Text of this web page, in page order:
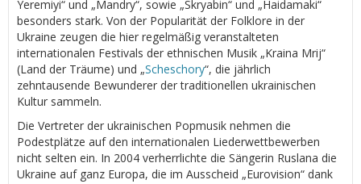
Yeremiyi“ und „Mandry“, sowie „Skryabin“ und „Haidamaki“
besonders stark. Von der Popularität der Folklore in der
Ukraine zeugen die hier regelmäßig veranstalteten
internationalen Festivals der ethnischen Musik „Kraina Mrij“
(Land der Träume) und „Scheschory“, die jährlich
zehntausende Bewunderer der traditionellen ukrainischen
Kultur sammeln.
Die Vertreter der ukrainischen Popmusik nehmen die
Podestplätze auf den internationalen Liederwettbewerben
nicht selten ein. In 2004 verherrlichte die Sängerin Ruslana die
Ukraine auf ganz Europa, die im Ausscheid „Eurovision“ dank